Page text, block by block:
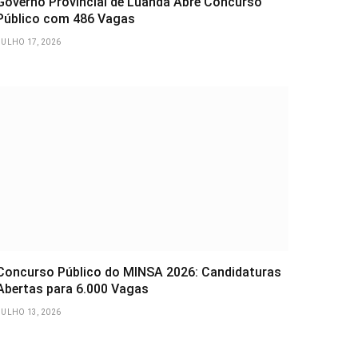
com 486 Vagas
17, 2026
Público do MINSA 2026: Candidaturas
para 6.000 Vagas
13, 2026